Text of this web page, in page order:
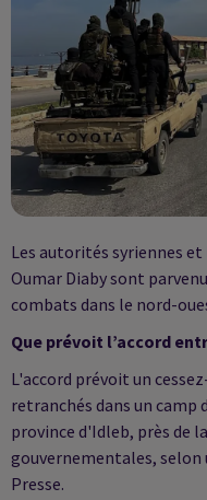
Les autorités syriennes
Oumar Diaby sont
combats dans le nord-
Que prévoit l’accord
L'accord prévoit un
retranchés dans un camp
province d'Idleb, près de
gouvernementales, selon
Presse.